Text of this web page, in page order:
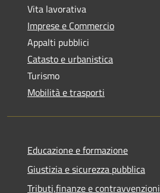
Vita lavorativa
Imprese e Commercio
Appalti pubblici
Catasto e urbanistica
Turismo
Mobilità e trasporti
Educazione e formazione
Giustizia e sicurezza pubblica
Tributi,finanze e contravvenzioni